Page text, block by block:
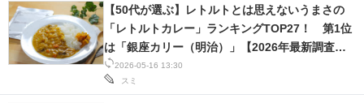
2026-05-16 13:30
スミ
【50代が選ぶ】レトルトとは思えないうまさの
「レトルトカレー」ランキングTOP27！ 第1位
は「銀座カリー（明治）」【2026年最新調査結
果】